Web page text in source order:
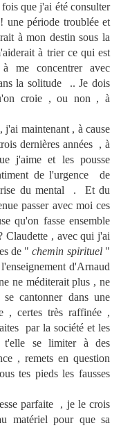
que j'ai été consulter
une période troublée et
à mon destin sous la
à trier ce qui est
me concentrer avec
la solitude .. Je dois
croie , ou non , à
maintenant , à cause
dernières années , à
j'aime et les pousse
de l'urgence de
du mental . Et du
passer avec moi ces
qu'on fasse ensemble
Claudette , avec qui j'ai
de "chemin spirituel"
d'Arnaud
ne méditerait plus , ne
cantonner dans une
, certes très raffinée ,
par la société et les
t'elle se limiter à des
, remets en question
tes pieds les fausses
parfaite , je le crois
matériel pour que sa